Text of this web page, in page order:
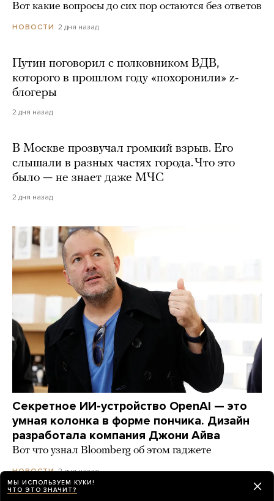
Вот какие вопросы до сих пор остаются без ответов
НОВОСТИ 2 дня назад
Путин поговорил с полковником ВДВ,
которого в прошлом году «похоронили» z-
блогеры
2 дня назад
В Москве прозвучал громкий взрыв. Его
слышали в разных частях города. Что это
было — не знает даже МЧС
2 дня назад
Секретное ИИ-устройство OpenAI — это
умная колонка в форме пончика. Дизайн
разработала компания Джони Айва
Вот что узнал Bloomberg об этом гаджете
НОВОСТИ 2 дня назад
МЫ ИСПОЛЬЗУЕМ КУКИ!
ЧТО ЭТО ЗНАЧИТ?